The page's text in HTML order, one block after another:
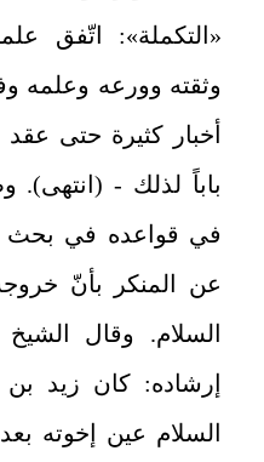
«التكملة»: اتّفق
وثقته وورعه وعلمه
أخبار كثيرة حتى عقد
باباً لذلك - (انتهى).
في قواعده في بحث
عن المنكر بأنّ
السلام. وقال
إرشاده: كان زيد
السلام عين إخوته